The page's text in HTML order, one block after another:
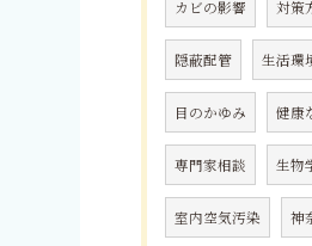
カビの影響 対策
隠蔽配管 生活環
目のかゆみ 健康
専門家相談 生物
室内空気汚染 神